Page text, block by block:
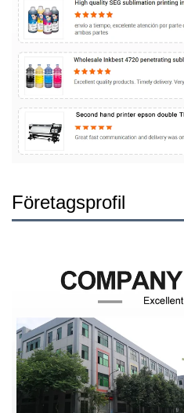
Företagsprofil